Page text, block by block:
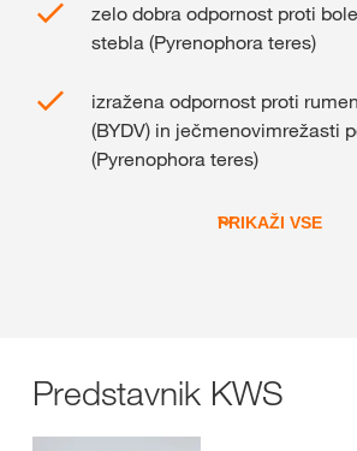
zelo dobra odpornost proti
stebla (Pyrenophora teres)
izražena odpornost proti
(BYDV) in ječmenovimrežasti
(Pyrenophora teres)
PRIKAŽI VSE
Predstavnik KWS